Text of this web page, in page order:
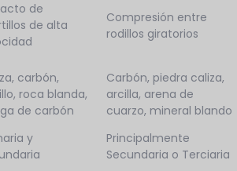
de
de alta
Compresión entre
rodillos giratorios
carbón,
roca blanda,
de carbón
Carbón, piedra caliza,
arcilla, arena de
cuarzo, mineral blando
y
Principalmente
Secundaria o Terciaria